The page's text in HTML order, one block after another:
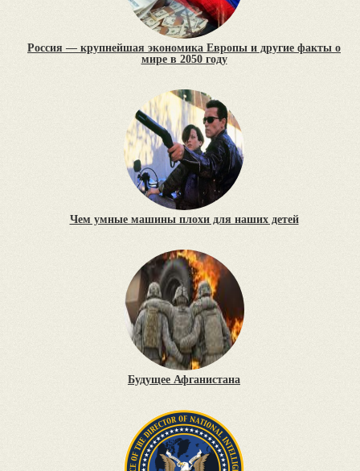
Россия — крупнейшая экономика Европы и другие факты о
мире в 2050 году
Чем умные машины плохи для наших детей
Будущее Афганистана